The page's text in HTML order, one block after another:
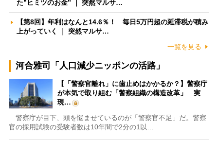
た”ヒミツのお金” ｜ 突然マルサ…
【第8回】年利はなんと14.6％！ 毎日5万円超の延滞税が積み
上がっていく ｜ 突然マルサ…
一覧を見る
河合雅司「人口減少ニッポンの活路」
【「警察官離れ」に歯止めはかかるか？】警察庁
が本気で取り組む「警察組織の構造改革」 実
現…
警察庁が目下、頭を悩ませているのが「警察官不足」だ。警察
官の採用試験の受験者数は10年間で2分の1以…